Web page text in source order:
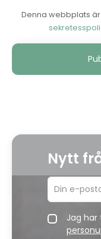
Denna webbplats är
Alternative:
Nytt
Jag har